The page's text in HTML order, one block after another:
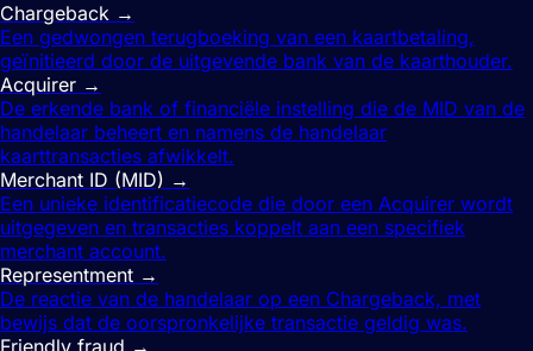
Chargeback →
Een gedwongen terugboeking van een kaartbetaling,
geïnitieerd door de uitgevende bank van de kaarthouder.
Acquirer →
De erkende bank of financiële instelling die de MID van de
handelaar beheert en namens de handelaar
kaarttransacties afwikkelt.
Merchant ID (MID) →
Een unieke identificatiecode die door een Acquirer wordt
uitgegeven en transacties koppelt aan een specifiek
merchant account.
Representment →
De reactie van de handelaar op een Chargeback, met
bewijs dat de oorspronkelijke transactie geldig was.